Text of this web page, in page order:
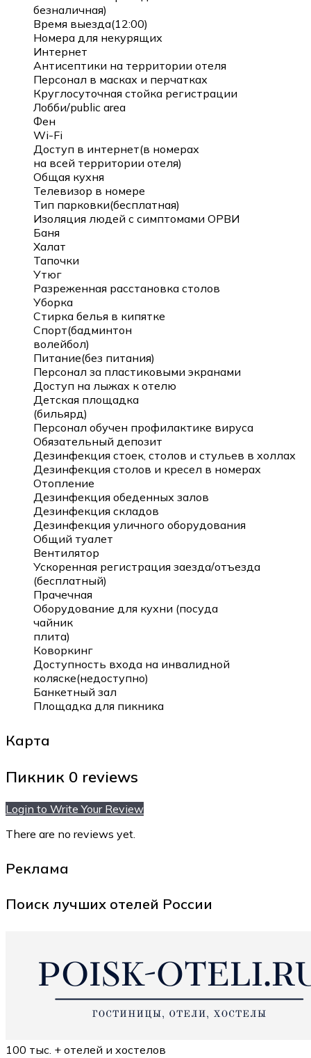
безналичная)
Время выезда(12:00)
Номера для некурящих
Интернет
Антисептики на территории отеля
Персонал в масках и перчатках
Круглосуточная стойка регистрации
Лобби/public area
Фен
Wi-Fi
Доступ в интернет(в номерах
на всей территории отеля)
Общая кухня
Телевизор в номере
Тип парковки(бесплатная)
Изоляция людей с симптомами ОРВИ
Баня
Халат
Тапочки
Утюг
Разреженная расстановка столов
Уборка
Стирка белья в кипятке
Спорт(бадминтон
волейбол)
Питание(без питания)
Персонал за пластиковыми экранами
Доступ на лыжах к отелю
Детская площадка
(бильярд)
Персонал обучен профилактике вируса
Обязательный депозит
Дезинфекция стоек, столов и стульев в холлах
Дезинфекция столов и кресел в номерах
Отопление
Дезинфекция обеденных залов
Дезинфекция складов
Дезинфекция уличного оборудования
Общий туалет
Вентилятор
Ускоренная регистрация заезда/отъезда
(бесплатный)
Прачечная
Оборудование для кухни (посуда
чайник
плита)
Коворкинг
Доступность входа на инвалидной
коляске(недоступно)
Банкетный зал
Площадка для пикника
Карта
Пикник 0 reviews
Login to Write Your Review
There are no reviews yet.
Реклама
Поиск лучших отелей России
100 тыс. + отелей и хостелов